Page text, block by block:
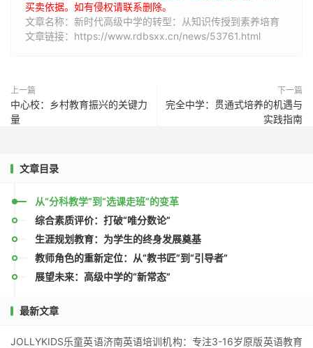
买卖依据。如有侵权请联系删除。
文章名称：新时代高级中学的转型：从知识传授到素养培育
文章链接：https://www.rdbsxx.cn/news/53761.html
上一篇
中心校：乡村教育振兴的关键力
量
下一篇
完全中学：贯通式培养的机遇与
实践指南
文章目录
从“分科教学”到“选课走班”的变革
综合素质评价：打破“唯分数论”
生涯规划教育：为学生的终身发展奠基
教师角色的重新定位：从“教书匠”到“引导者”
展望未来：高级中学的“新常态”
最新文章
JOLLYKIDS乐童英语济南英语培训机构：专注3-16岁原版英语教育